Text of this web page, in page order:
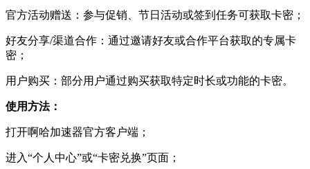
官方活动赠送：参与促销、节日活动或签到任务可获取卡密；
好友分享/渠道合作：通过邀请好友或合作平台获取的专属卡
密；
用户购买：部分用户通过购买获取特定时长或功能的卡密。
使用方法：
打开啊哈加速器官方客户端；
进入“个人中心”或“卡密兑换”页面；